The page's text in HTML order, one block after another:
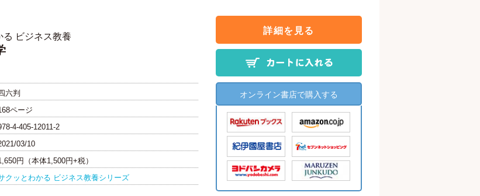
る ビジネス教養
六判
ページ
4-405-12011-2
03/10
円（本体1,500円+税）
クッとわかる ビジネス教養シリーズ
詳細を見る
オンライン書店で購入する